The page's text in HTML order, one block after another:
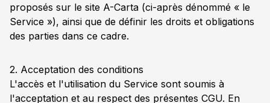
proposés sur le site A-Carta (ci-après dénommé « le
Service »), ainsi que de définir les droits et obligations
des parties dans ce cadre.
2. Acceptation des conditions
L'accès et l'utilisation du Service sont soumis à
l'acceptation et au respect des présentes CGU. En